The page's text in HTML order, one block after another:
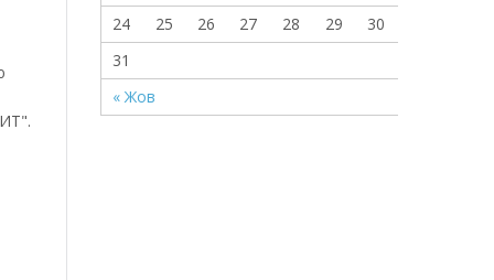
« Жов
24
25 26 27 28 29
30
31